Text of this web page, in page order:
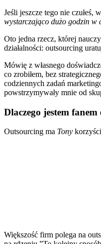
Jeśli jeszcze tego nie czułeś,
wystarczająco dużo godzin w
Oto jedna rzecz, której
działalności: outsourcing
Mówię z własnego
co zrobiłem, bez
codziennych zadań
powstrzymywały mnie od
Dlaczego jestem
Outsourcing ma Tony
Większość firm polega na